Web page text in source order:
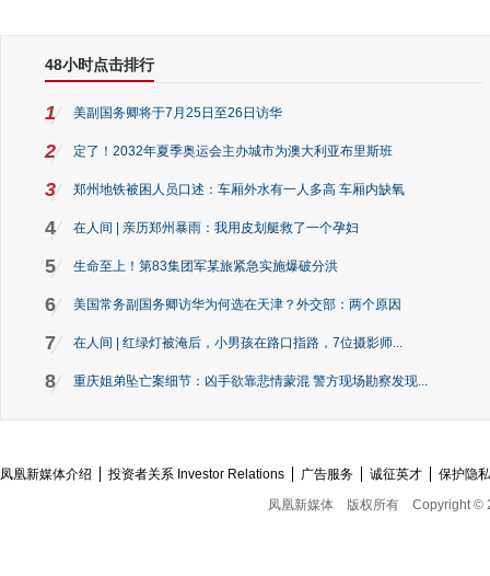
48小时点击排行
1 美副国务卿将于7月25日至26日访华
2 定了！2032年夏季奥运会主办城市为澳大利亚布里斯班
3 郑州地铁被困人员口述：车厢外水有一人多高 车厢内缺氧
4 在人间 | 亲历郑州暴雨：我用皮划艇救了一个孕妇
5 生命至上！第83集团军某旅紧急实施爆破分洪
6 美国常务副国务卿访华为何选在天津？外交部：两个原因
7 在人间 | 红绿灯被淹后，小男孩在路口指路，7位摄影师...
8 重庆姐弟坠亡案细节：凶手欲靠悲情蒙混 警方现场勘察发现...
凤凰新媒体介绍 投资者关系 Investor Relations 广告服务 诚征英才
保护隐
凤凰新媒体
版权所有 Copyright ©